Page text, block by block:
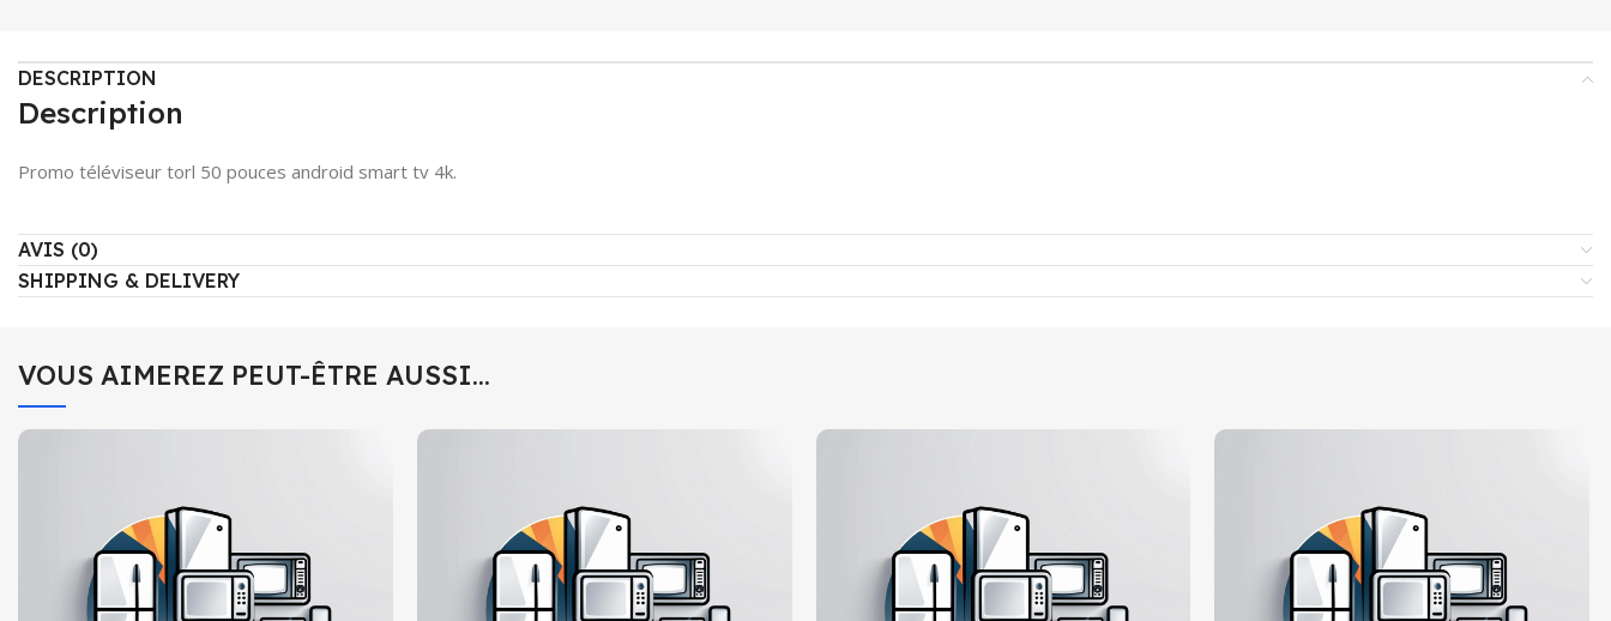
DESCRIPTION
Description
Promo téléviseur torl 50 pouces android smart tv 4k.
AVIS (0)
SHIPPING & DELIVERY
VOUS AIMEREZ PEUT-ÊTRE AUSSI…